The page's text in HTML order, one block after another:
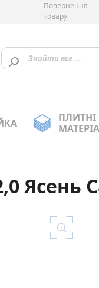
Повернення
товару
ПЛИТНІ
Ясень